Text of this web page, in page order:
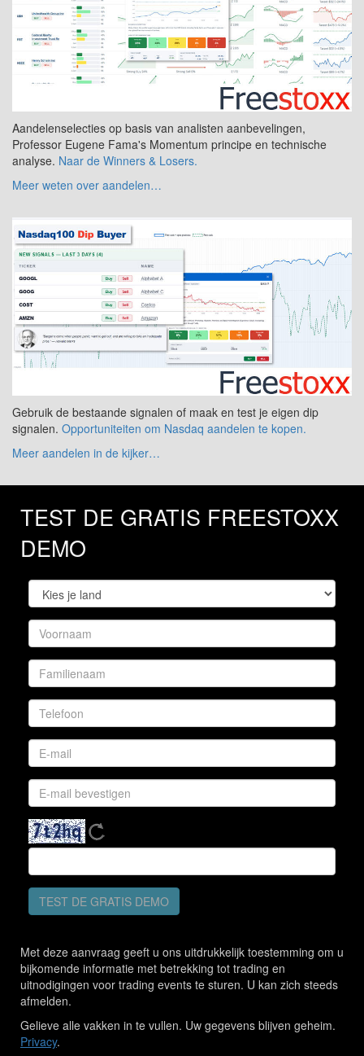
Aandelenselecties op basis van analisten aanbevelingen,
Professor Eugene Fama's Momentum principe en technische
analyse. Naar de Winners & Losers.
Meer weten over aandelen…
Gebruik de bestaande signalen of maak en test je eigen dip
signalen. Opportuniteiten om Nasdaq aandelen te kopen.
Meer aandelen in de kijker…
TEST DE GRATIS FREESTOXX
DEMO
TEST DE GRATIS DEMO
Met deze aanvraag geeft u ons uitdrukkelijk toestemming om u
bijkomende informatie met betrekking tot trading en
uitnodigingen voor trading events te sturen. U kan zich steeds
afmelden.
Gelieve alle vakken in te vullen. Uw gegevens blijven geheim.
Privacy.